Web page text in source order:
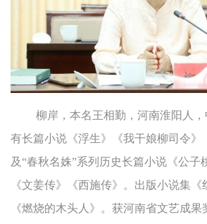
柳岸，本名王相勤，河南淮阳人
有长篇小说《浮生》《我干娘柳司令》
及“春秋名姝”系列历史长篇小说《公子
《文姜传》《西施传》。出版小说集《
《燃烧的木头人》。获河南省文艺成